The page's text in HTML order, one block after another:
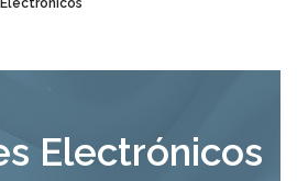
Electrónicos